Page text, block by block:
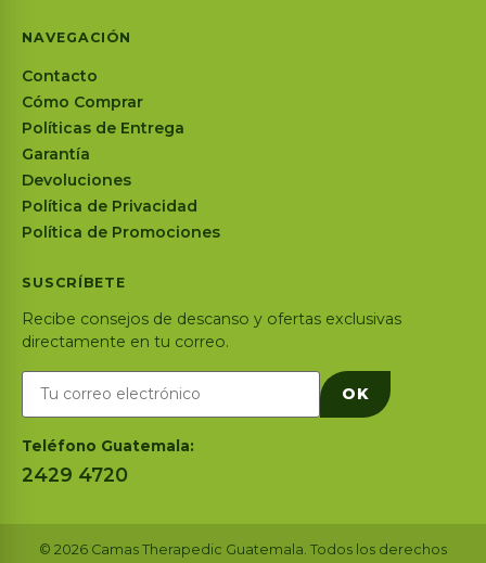
NAVEGACIÓN
Contacto
Cómo Comprar
Políticas de Entrega
Garantía
Devoluciones
Política de Privacidad
Política de Promociones
SUSCRÍBETE
Recibe consejos de descanso y ofertas exclusivas
directamente en tu correo.
OK
Teléfono Guatemala:
2429 4720
© 2026 Camas Therapedic Guatemala. Todos los derechos